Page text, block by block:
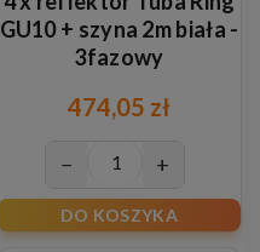
GU10 + szyna 2m biała -
3fazowy
474,05 zł
− +
DO KOSZYKA